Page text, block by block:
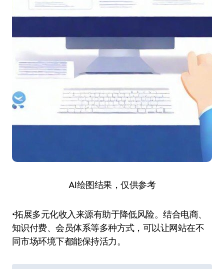
AI绘图结果，仅供参考
•拓展多元化收入来源有助于降低风险。结合电商、
知识付费、会员体系等多种方式，可以让网站在不
同市场环境下都能保持活力。